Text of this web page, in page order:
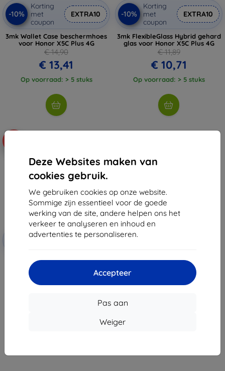
Deze Websites maken van
cookies gebruik.
We gebruiken cookies op onze website.
Sommige zijn essentieel voor de goede
werking van de site, andere helpen ons het
verkeer te analyseren en inhoud en
advertenties te personaliseren.
Accepteer
Pas aan
Weiger
-10%
Korting
met
coupon
EXTRA10
3mk Wallet Case beschermhoes
voor Honor X5C Plus 4G
€ 14,90
€ 13,41
Op voorraad: > 5 stuks
-10%
Korting
met
coupon
EXTRA10
3mk FlexibleGlass Hybrid gehard
glas voor Honor X5C Plus 4G
€ 11,89
€ 10,71
Op voorraad: > 5 stuks
Korting
met
EXTRA10
3mk ARC+ Beschermfolie voor
Honor X5C Plus 4G